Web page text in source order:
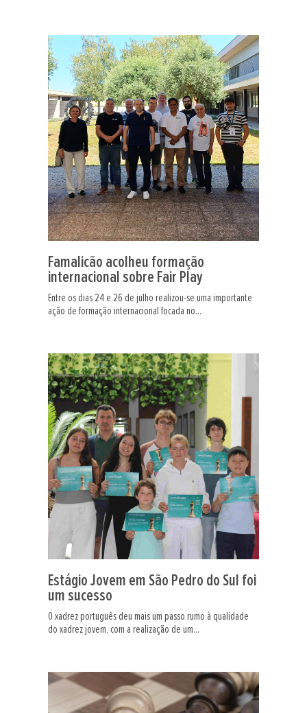
Famalicão acolheu formação
internacional sobre Fair Play
Entre os dias 24 e 26 de julho realizou-se uma importante
ação de formação internacional focada no...
Estágio Jovem em São Pedro do Sul foi
um sucesso
O xadrez português deu mais um passo rumo à qualidade
do xadrez jovem, com a realização de um...